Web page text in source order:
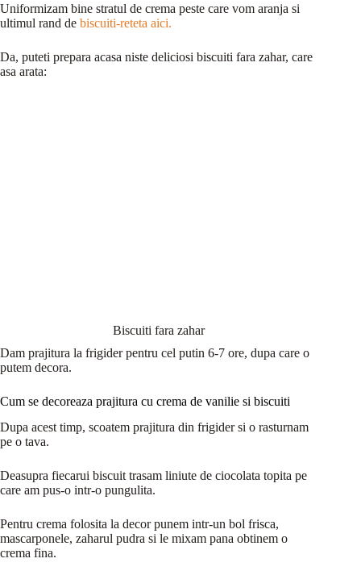
Uniformizam bine stratul de crema peste care vom aranja si
ultimul rand de biscuiti-reteta aici.
Da, puteti prepara acasa niste deliciosi biscuiti fara zahar, care
asa arata:
Biscuiti fara zahar
Dam prajitura la frigider pentru cel putin 6-7 ore, dupa care o
putem decora.
Cum se decoreaza prajitura cu crema de vanilie si biscuiti
Dupa acest timp, scoatem prajitura din frigider si o rasturnam
pe o tava.
Deasupra fiecarui biscuit trasam liniute de ciocolata topita pe
care am pus-o intr-o pungulita.
Pentru crema folosita la decor punem intr-un bol frisca,
mascarponele, zaharul pudra si le mixam pana obtinem o
crema fina.